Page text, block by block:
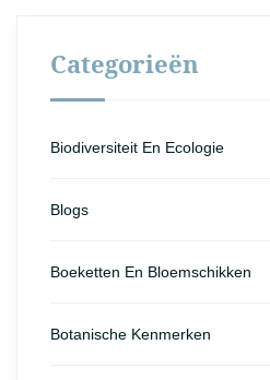
Categorieën
Biodiversiteit En Ecologie
Blogs
Boeketten En Bloemschikken
Botanische Kenmerken